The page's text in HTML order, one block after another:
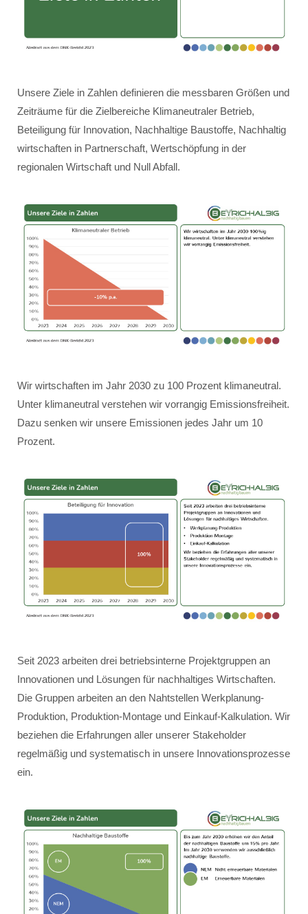
Unsere Ziele in Zahlen definieren die messbaren Größen und
Zeiträume für die Zielbereiche Klimaneutraler Betrieb,
Beteiligung für Innovation, Nachhaltige Baustoffe, Nachhaltig
wirtschaften in Partnerschaft, Wertschöpfung in der
regionalen Wirtschaft und Null Abfall.
Wir wirtschaften im Jahr 2030 zu 100 Prozent klimaneutral.
Unter klimaneutral verstehen wir vorrangig Emissionsfreiheit.
Dazu senken wir unsere Emissionen jedes Jahr um 10
Prozent.
Seit 2023 arbeiten drei betriebsinterne Projektgruppen an
Innovationen und Lösungen für nachhaltiges Wirtschaften.
Die Gruppen arbeiten an den Nahtstellen Werkplanung-
Produktion, Produktion-Montage und Einkauf-Kalkulation. Wir
beziehen die Erfahrungen aller unserer Stakeholder
regelmäßig und systematisch in unsere Innovationsprozesse
ein.